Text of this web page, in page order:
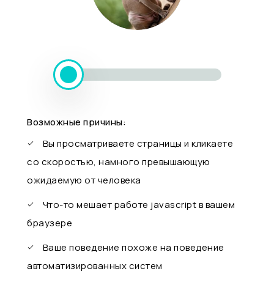
Возможные причины:
Вы просматриваете страницы и кликаете
со скоростью, намного превышающую
ожидаемую от человека
Что-то мешает работе javascript в вашем
браузере
Ваше поведение похоже на поведение
автоматизированных систем